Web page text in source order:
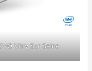
Vitry Sur Seine